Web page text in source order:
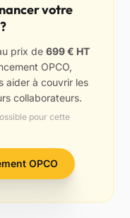
votre
prix de 699 € HT
OPCO,
aider à couvrir les
collaborateurs.
pour cette
OPCO